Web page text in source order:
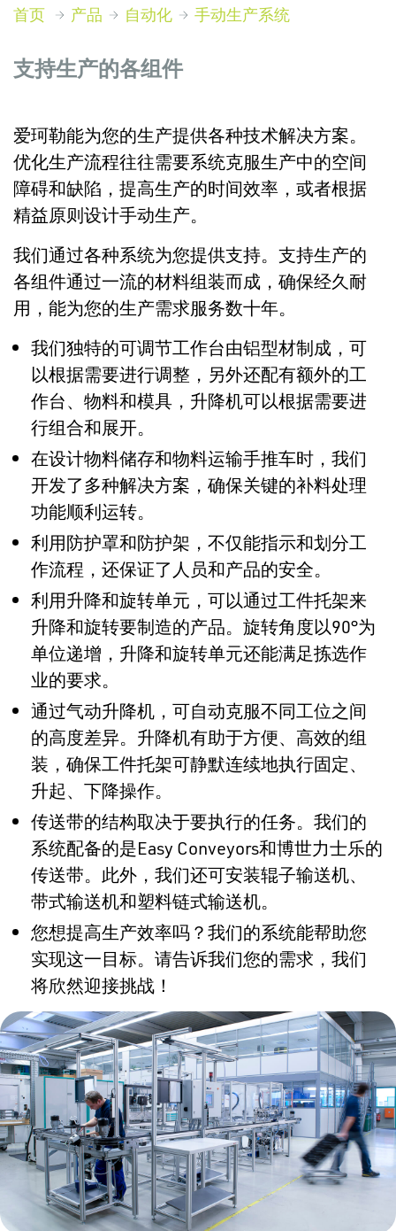
首页 产品 自动化 手动生产系统
支持生产的各组件
爱珂勒能为您的生产提供各种技术解决方案。
优化生产流程往往需要系统克服生产中的空间
障碍和缺陷，提高生产的时间效率，或者根据
精益原则设计手动生产。
我们通过各种系统为您提供支持。支持生产的
各组件通过一流的材料组装而成，确保经久耐
用，能为您的生产需求服务数十年。
我们独特的可调节工作台由铝型材制成，可
以根据需要进行调整，另外还配有额外的工
作台、物料和模具，升降机可以根据需要进
行组合和展开。
在设计物料储存和物料运输手推车时，我们
开发了多种解决方案，确保关键的补料处理
功能顺利运转。
利用防护罩和防护架，不仅能指示和划分工
作流程，还保证了人员和产品的安全。
利用升降和旋转单元，可以通过工件托架来
升降和旋转要制造的产品。旋转角度以90°为
单位递增，升降和旋转单元还能满足拣选作
业的要求。
通过气动升降机，可自动克服不同工位之间
的高度差异。升降机有助于方便、高效的组
装，确保工件托架可静默连续地执行固定、
升起、下降操作。
传送带的结构取决于要执行的任务。我们的
系统配备的是Easy Conveyors和博世力士乐的
传送带。此外，我们还可安装辊子输送机、
带式输送机和塑料链式输送机。
您想提高生产效率吗？我们的系统能帮助您
实现这一目标。请告诉我们您的需求，我们
将欣然迎接挑战！